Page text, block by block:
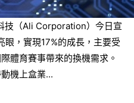
（Ali Corporation）今日宣
，實現17%的成長，主要受
體育賽事帶來的換機需求。
機上盒業...